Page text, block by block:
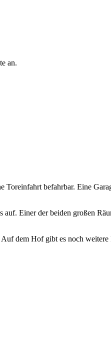
an.
befahrbar. Eine
Einer der beiden großen
dem Hof gibt es noch